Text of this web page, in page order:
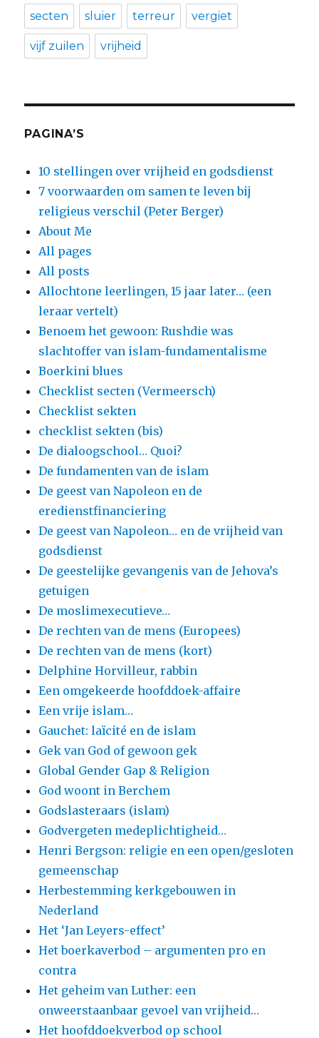
secten sluier terreur vergiet
vijf zuilen vrijheid
PAGINA’S
10 stellingen over vrijheid en godsdienst
7 voorwaarden om samen te leven bij
religieus verschil (Peter Berger)
About Me
All pages
All posts
Allochtone leerlingen, 15 jaar later… (een
leraar vertelt)
Benoem het gewoon: Rushdie was
slachtoffer van islam-fundamentalisme
Boerkini blues
Checklist secten (Vermeersch)
Checklist sekten
checklist sekten (bis)
De dialoogschool… Quoi?
De fundamenten van de islam
De geest van Napoleon en de
eredienstfinanciering
De geest van Napoleon… en de vrijheid van
godsdienst
De geestelijke gevangenis van de Jehova’s
getuigen
De moslimexecutieve…
De rechten van de mens (Europees)
De rechten van de mens (kort)
Delphine Horvilleur, rabbin
Een omgekeerde hoofddoek-affaire
Een vrije islam…
Gauchet: laïcité en de islam
Gek van God of gewoon gek
Global Gender Gap & Religion
God woont in Berchem
Godslasteraars (islam)
Godvergeten medeplichtigheid…
Henri Bergson: religie en een open/gesloten
gemeenschap
Herbestemming kerkgebouwen in
Nederland
Het ‘Jan Leyers-effect’
Het boerkaverbod – argumenten pro en
contra
Het geheim van Luther: een
onweerstaanbaar gevoel van vrijheid…
Het hoofddoekverbod op school